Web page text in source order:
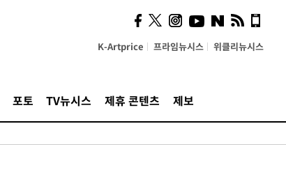
K-Artprice 프라임뉴시스 위클리뉴시스
포토 TV뉴시스 제휴 콘텐츠 제보
시, 스마트폰 액세서리에
NFC 더했다